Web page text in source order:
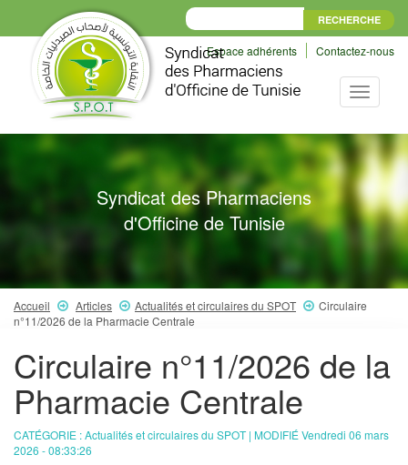
Espace adhérents Contactez-nous
Toggle
Syndicat des Pharmaciens
d'Officine de Tunisie
Accueil Articles Actualités et circulaires du SPOT
Circulaire
n°11/2026 de la Pharmacie Centrale
Circulaire n°11/2026 de la
Pharmacie Centrale
CATÉGORIE : Actualités et circulaires du SPOT | MODIFIÉ Vendredi 06 mars
2026 - 08:33:26